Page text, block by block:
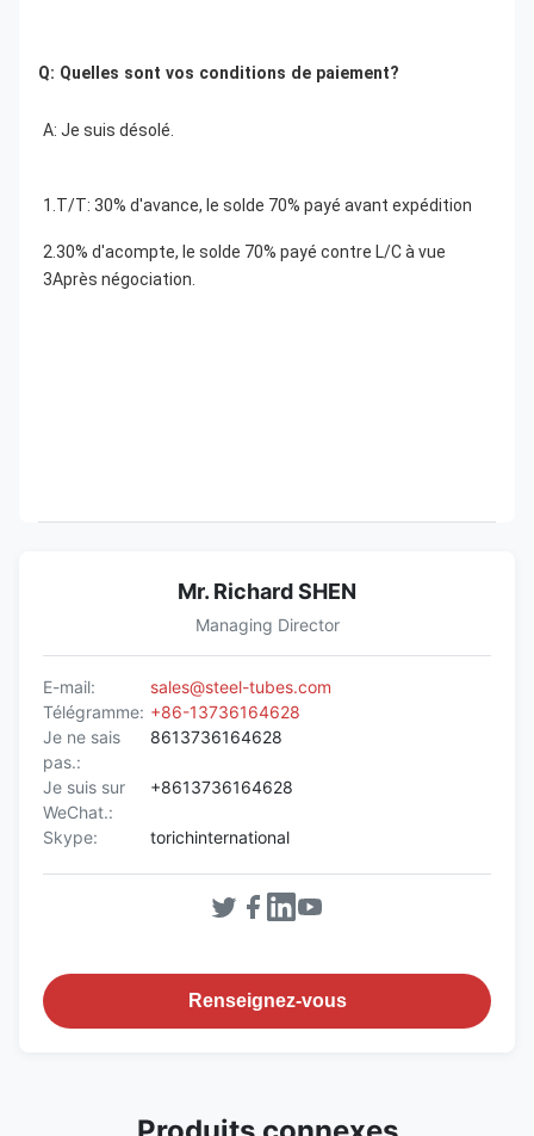
Q: Quelles sont vos conditions de paiement?
A: Je suis désolé.
1.T/T: 30% d'avance, le solde 70% payé avant expédition
2.30% d'acompte, le solde 70% payé contre L/C à vue
3Après négociation.
Mr. Richard SHEN
Managing Director
E-mail:
sales@steel-tubes.com
Télégramme: +86-13736164628
Je ne sais
pas.:
8613736164628
Je suis sur
WeChat.:
+8613736164628
Skype: torichinternational
Renseignez-vous